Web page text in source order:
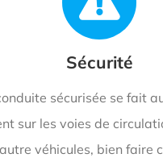
Sécurité
sécurisée se fait
sur les voies de
véhicules, bien faire